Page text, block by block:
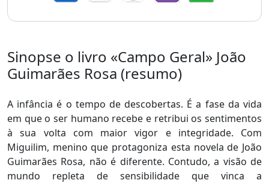
Sinopse o livro «Campo Geral» João
Guimarães Rosa (resumo)
A infância é o tempo de descobertas. É a fase da vida
em que o ser humano recebe e retribui os sentimentos
à sua volta com maior vigor e integridade. Com
Miguilim, menino que protagoniza esta novela de João
Guimarães Rosa, não é diferente. Contudo, a visão de
mundo repleta de sensibilidade que vinca a